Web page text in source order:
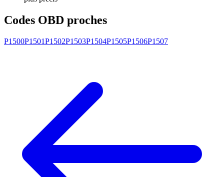
Codes OBD proches
P1500P1501P1502P1503P1504P1505P1506P1507